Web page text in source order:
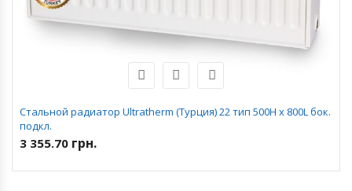
Стальной радиатор Ultratherm (Турция) 22 тип 500H x 800L бок.
подкл.
3 355.70 грн.